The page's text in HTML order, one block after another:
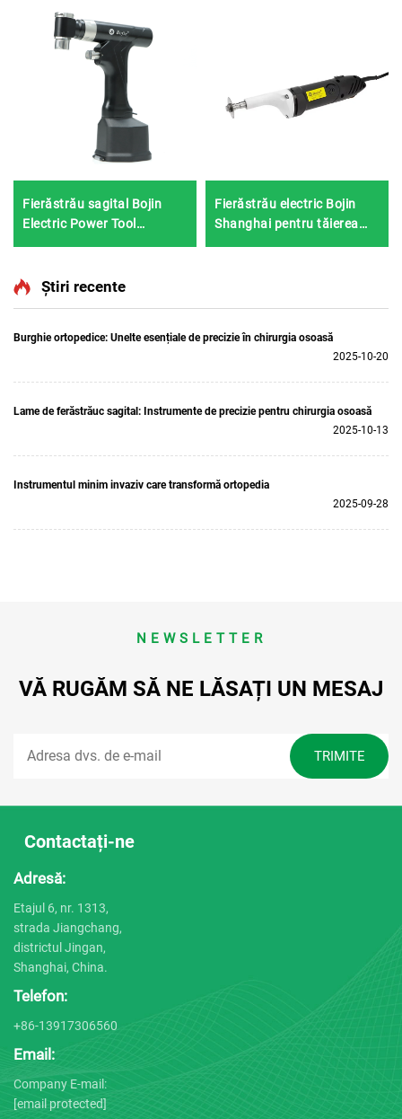
Fierăstrău sagital Bojin
Electric Power Tool
Shanghai 5501 pentru
chirurgie articulară și
Fierăstrău electric Bojin
Shanghai pentru tăierea
ghipsului 1201S
Știri recente
Burghie ortopedice: Unelte esențiale de precizie în chirurgia osoasă
2025-10-20
Lame de ferăstrăuc sagital: Instrumente de precizie pentru chirurgia osoasă
2025-10-13
Instrumentul minim invaziv care transformă ortopedia
2025-09-28
NEWSLETTER
VĂ RUGĂM SĂ NE LĂSAȚI UN MESAJ
Contactați-ne
Adresă:
Etajul 6, nr. 1313,
strada Jiangchang,
districtul Jingan,
Shanghai, China.
Telefon:
+86-13917306560
Email:
Company E-mail:
[email protected]